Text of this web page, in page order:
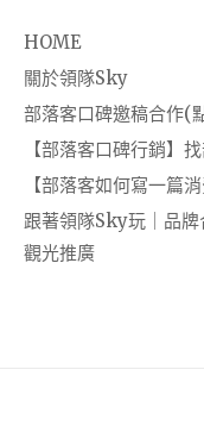
HOME
關於領隊Sky
部落客口碑邀稿合作(
【部落客口碑行銷】
【部落客如何寫一篇
跟著領隊Sky玩｜品
觀光推廣